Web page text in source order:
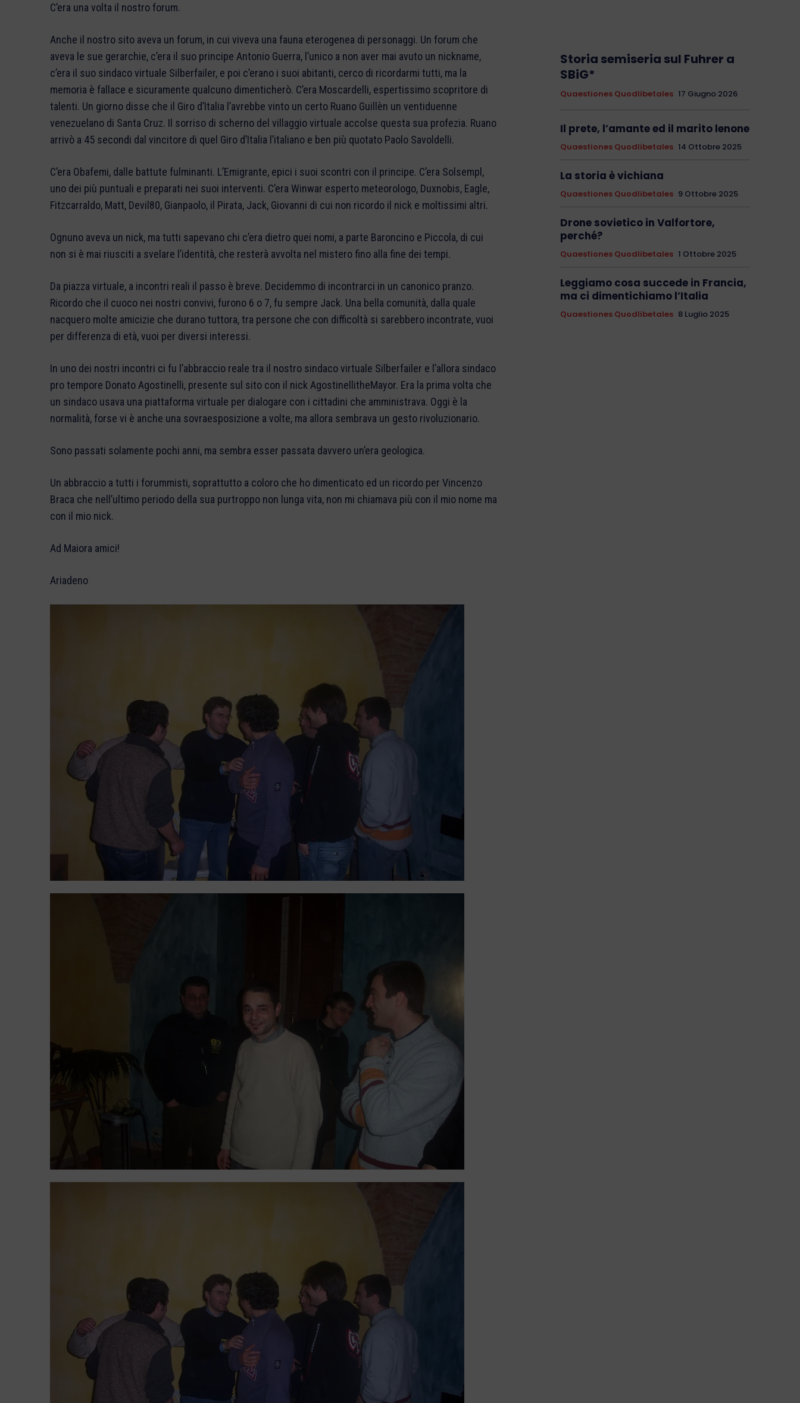
C’era una volta il nostro forum.
Anche il nostro sito aveva un forum, in cui viveva una fauna eterogenea di personaggi. Un forum che
aveva le sue gerarchie, c’era il suo principe Antonio Guerra, l’unico a non aver mai avuto un nickname,
c’era il suo sindaco virtuale Silberfailer, e poi c’erano i suoi abitanti, cerco di ricordarmi tutti, ma la
memoria è fallace e sicuramente qualcuno dimenticherò. C’era Moscardelli, espertissimo scopritore di
talenti. Un giorno disse che il Giro d’Italia l’avrebbe vinto un certo Ruano Guillèn un ventiduenne
venezuelano di Santa Cruz. Il sorriso di scherno del villaggio virtuale accolse questa sua profezia. Ruano
arrivò a 45 secondi dal vincitore di quel Giro d’Italia l’italiano e ben più quotato Paolo Savoldelli.
C’era Obafemi, dalle battute fulminanti. L’Emigrante, epici i suoi scontri con il principe. C’era Solsempl,
uno dei più puntuali e preparati nei suoi interventi. C’era Winwar esperto meteorologo, Duxnobis, Eagle,
Fitzcarraldo, Matt, Devil80, Gianpaolo, il Pirata, Jack, Giovanni di cui non ricordo il nick e moltissimi altri.
Ognuno aveva un nick, ma tutti sapevano chi c’era dietro quei nomi, a parte Baroncino e Piccola, di cui
non si è mai riusciti a svelare l’identità, che resterà avvolta nel mistero fino alla fine dei tempi.
Da piazza virtuale, a incontri reali il passo è breve. Decidemmo di incontrarci in un canonico pranzo.
Ricordo che il cuoco nei nostri convivi, furono 6 o 7, fu sempre Jack. Una bella comunità, dalla quale
nacquero molte amicizie che durano tuttora, tra persone che con difficoltà si sarebbero incontrate, vuoi
per differenza di età, vuoi per diversi interessi.
In uno dei nostri incontri ci fu l’abbraccio reale tra il nostro sindaco virtuale Silberfailer e l’allora sindaco
pro tempore Donato Agostinelli, presente sul sito con il nick AgostinellitheMayor. Era la prima volta che
un sindaco usava una piattaforma virtuale per dialogare con i cittadini che amministrava. Oggi è la
normalità, forse vi è anche una sovraesposizione a volte, ma allora sembrava un gesto rivoluzionario.
Sono passati solamente pochi anni, ma sembra esser passata davvero un’era geologica.
Un abbraccio a tutti i forummisti, soprattutto a coloro che ho dimenticato ed un ricordo per Vincenzo
Braca che nell’ultimo periodo della sua purtroppo non lunga vita, non mi chiamava più con il mio nome ma
con il mio nick.
Ad Maiora amici!
Ariadeno
Storia semiseria sul Fuhrer a
SBiG*
Quaestiones Quodlibetales 17 Giugno 2026
Il prete, l’amante ed il marito lenone
Quaestiones Quodlibetales 14 Ottobre 2025
La storia è vichiana
Quaestiones Quodlibetales 9 Ottobre 2025
Drone sovietico in Valfortore,
perché?
Quaestiones Quodlibetales 1 Ottobre 2025
Leggiamo cosa succede in Francia,
ma ci dimentichiamo l’Italia
Quaestiones Quodlibetales 8 Luglio 2025